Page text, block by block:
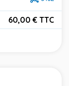
60,00 € TTC